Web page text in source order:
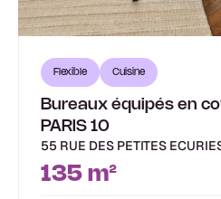
Flexible Cuisine
Bureaux équipés en
PARIS 10
55 RUE DES PETITES
135 m²